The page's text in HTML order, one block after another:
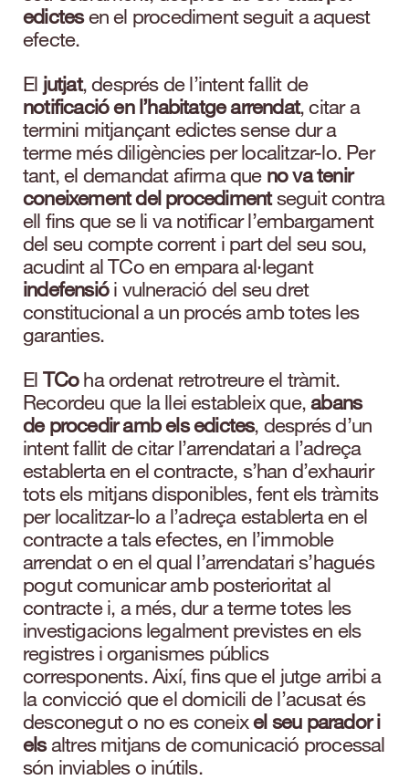
edictesen el procediment seguit a aquest
efecte.
El jutjat, després de l’intent fallit de
notificació en l’habitatge arrendat, citar a
termini mitjançant edictes sense dur a
terme més diligències per localitzar-lo. Per
tant, el demandat afirma que no va tenir
coneixement del procedimentseguit contra
ell fins que se li va notificar l’embargament
del seu compte corrent i part del seu sou,
acudint al TCo en empara al·legant
indefensiói vulneració del seu dret
constitucional a un procés amb totes les
garanties.
El TCoha ordenat retrotreure el tràmit.
Recordeu que la llei estableix que,abans
de procedir amb els edictes, després d’un
intent fallit de citar l’arrendatari a l’adreça
establerta en el contracte, s’han d’exhaurir
tots els mitjans disponibles, fent els tràmits
per localitzar-lo a l’adreça establerta en el
contracte a tals efectes, en l’immoble
arrendat o en el qual l’arrendatari s’hagués
pogut comunicar amb posterioritat al
contracte i, a més, dur a terme totes les
investigacions legalment previstes en els
registres i organismes públics
corresponents.Així, fins que el jutge arribi a
la convicció que el domicili de l’acusat és
desconegut o no es coneixel seu parador i
elsaltres mitjans de comunicació processal
són inviables o inútils.